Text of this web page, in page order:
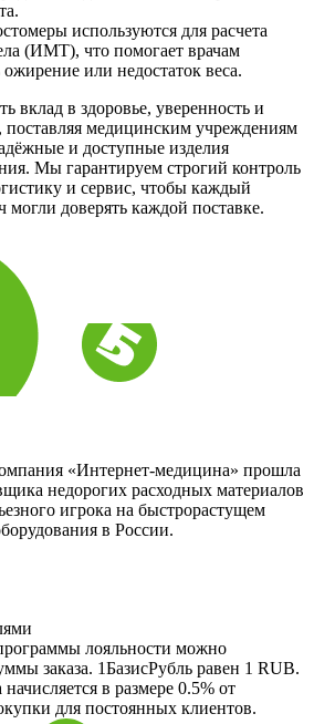
используются для расчета
(ИМТ), что помогает врачам
ожирение или недостаток веса.
вклад в здоровье, уверенность и
поставляя медицинским учреждениям
и доступные изделия
Мы гарантируем строгий контроль
и сервис, чтобы каждый
доверять каждой поставке.
«Интернет-медицина» прошла
недорогих расходных материалов
игрока на быстрорастущем
в России.
лояльности можно
заказа. 1БазисРубль равен 1 RUB.
в размере 0.5% от
для постоянных клиентов.